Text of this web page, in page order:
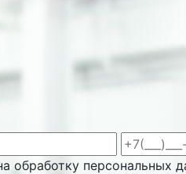
обработку персональных